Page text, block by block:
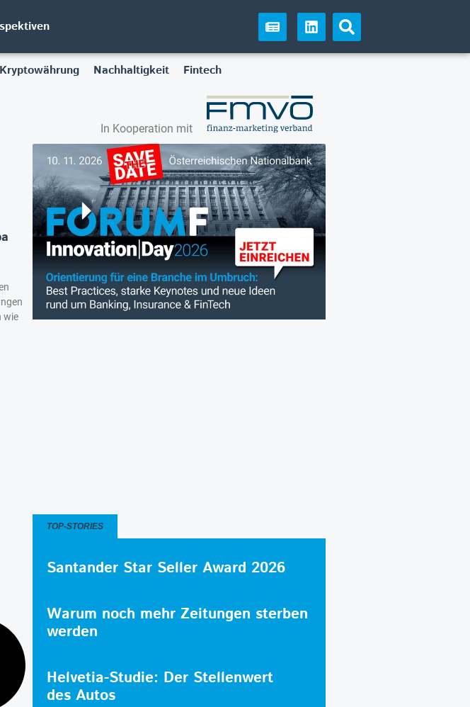
Kryptowährung Nachhaltigkeit Fintech
In Kooperation mit
wie
TOP-STORIES
Santander Star Seller Award 2026
Warum noch mehr Zeitungen sterben
werden
Helvetia-Studie: Der Stellenwert
des Autos